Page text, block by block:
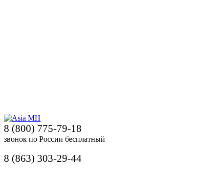
8 (800) 775-79-18
звонок по России бесплатный
8 (863) 303-29-44